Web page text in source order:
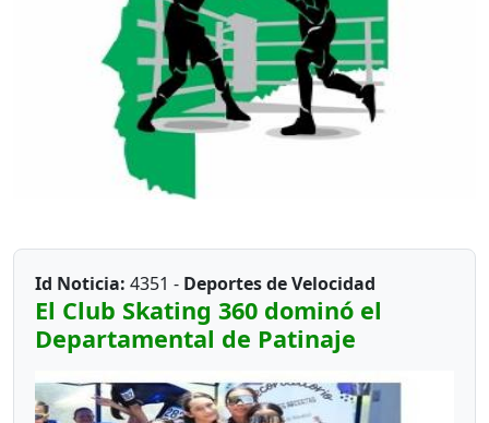
Id Noticia: 4351 - Deportes de Velocidad
El Club Skating 360 dominó el
Departamental de Patinaje